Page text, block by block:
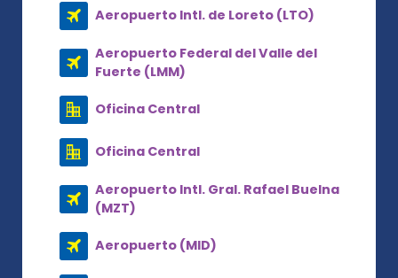
Aeropuerto Intl. de Loreto (LTO)
Aeropuerto Federal del Valle del
Fuerte (LMM)
Oficina Central
Oficina Central
Aeropuerto Intl. Gral. Rafael Buelna
(MZT)
Aeropuerto (MID)